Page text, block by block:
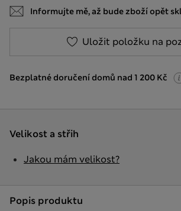
Informujte mě, až bude zboží opět
Uložit položku na
Bezplatné doručení domů nad 1 200 Kč
Popis produktu
Velikost a střih
Jakou mám velikost?